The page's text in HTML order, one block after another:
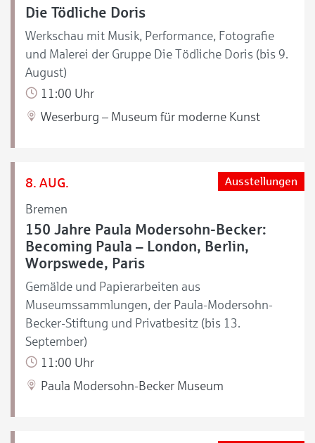
Die Tödliche Doris
Werkschau mit Musik, Performance, Fotografie
und Malerei der Gruppe Die Tödliche Doris (bis 9.
August)
11:00 Uhr
Weserburg – Museum für moderne Kunst
8. AUG.
Bremen
Ausstellungen
150 Jahre Paula Modersohn-Becker:
Becoming Paula – London, Berlin,
Worpswede, Paris
Gemälde und Papierarbeiten aus
Museumssammlungen, der Paula-Modersohn-
Becker-Stiftung und Privatbesitz (bis 13.
September)
11:00 Uhr
Paula Modersohn-Becker Museum